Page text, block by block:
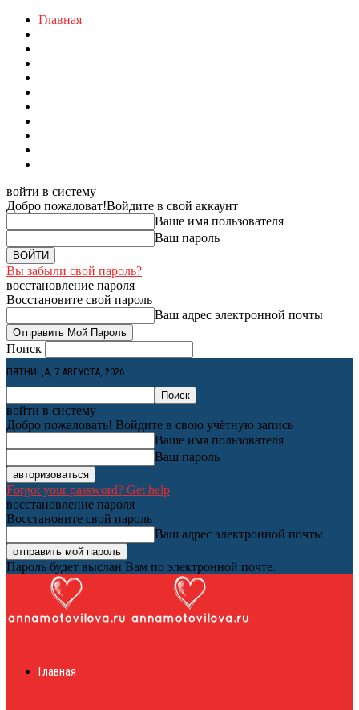
Главная
войти в систему
Добро пожаловат!Войдите в свой аккаунт
Ваше имя пользователя
Ваш пароль
Вы забыли свой пароль?
восстановление пароля
Восстановите свой пароль
Ваш адрес электронной почты
Поиск
ПЯТНИЦА, 7 АВГУСТА, 2026
войти в систему
Добро пожаловать! Войдите в свою учётную запись
Ваше имя пользователя
Ваш пароль
Forgot your password? Get help
восстановление пароля
Восстановите свой пароль
Ваш адрес электронной почты
Пароль будет выслан Вам по электронной почте.
журналГлавная